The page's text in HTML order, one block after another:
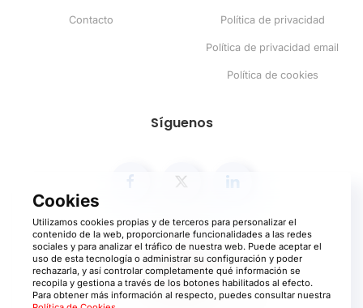
Contacto Política de privacidad
Política de privacidad email
Política de cookies
Síguenos
©2026Ayco.net. Todos los derechos reservados
Utilizamos cookies propias y de terceros para personalizar el
contenido de la web, proporcionarle funcionalidades a las redes
sociales y para analizar el tráfico de nuestra web. Puede aceptar el
uso de esta tecnología o administrar su configuración y poder
rechazarla, y así controlar completamente qué información se
recopila y gestiona a través de los botones habilitados al efecto.
Para obtener más información al respecto, puedes consultar nuestra